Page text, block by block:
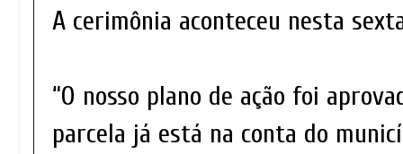
A cerimônia aconteceu nesta
“O nosso plano de ação foi
parcela já está na conta do